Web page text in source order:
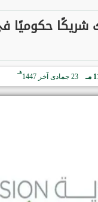
شريكًا حكوميًا
23 جمادى آخر 1447
هـ